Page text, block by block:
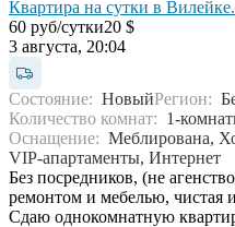
Квартира на сутки в
60 руб/сутки20 $
3 августа, 20:04
Состояние: НовыйРегион:
Количество комнат: 1-
Оснащение: Меблирована,
VIP-апартаменты, Интернет
Без посредников, (не
ремонтом и мебелью, чистая
Сдаю однокомнатную